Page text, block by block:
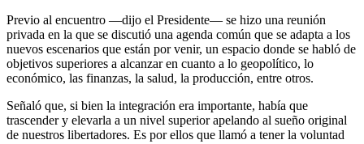
Previo al encuentro —dijo el Presidente— se hizo una reunión
privada en la que se discutió una agenda común que se adapta a los
nuevos escenarios que están por venir, un espacio donde se habló de
objetivos superiores a alcanzar en cuanto a lo geopolítico, lo
económico, las finanzas, la salud, la producción, entre otros.
Señaló que, si bien la integración era importante, había que
trascender y elevarla a un nivel superior apelando al sueño original
de nuestros libertadores. Es por ellos que llamó a tener la voluntad